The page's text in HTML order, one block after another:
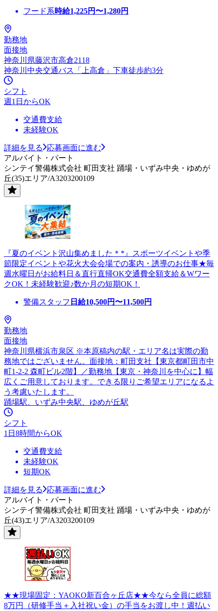
フード系時給1,225円〜1,280円
勤務地
面接地
神奈川県藤沢市高倉2118
神奈川中央交通バス「上高倉」下車徒歩約3分
シフト
週1日からOK
交通費支給
未経験OK
詳細を見る
応募画面に進む
アルバイト・パート
シンテイ警備株式会社 町田支社 踊場・いずみ中央・ゆめが
丘(35)エリア/A3203200109
『夏のイベント沢山集めました＊*』スポーツイベントや季
節限定イベントや花火大会会場での案内・誘導のお仕事★毎
週水曜日がお給料日＆直行直帰OK交通費全額支給＆Wワー
クOK！未経験歓迎♪数か月の短期OK！
警備スタッフ 日給10,500円〜11,500円
勤務地
面接地
神奈川県横浜市泉区 ※本原稿内の駅・エリア名は実際の勤
務地ではございません。面接地：町田支社【東京都町田市中
町1-2-2 森町ビル2階】／勤務地【東京・神奈川を中心に】幅
広くご用意しております。できる限りご希望エリアになるよ
う考慮いたします。
踊場駅、いずみ中央駅、ゆめが丘駅
シフト
1日8時間からOK
交通費支給
未経験OK
短期OK
詳細を見る
応募画面に進む
アルバイト・パート
シンテイ警備株式会社 町田支社 踊場・いずみ中央・ゆめが
丘(43)エリア/A3203200109
★★現場固定：YAOKO新百合ヶ丘店★★今なら全員に総額
8万円（研修手当＋入社祝い金）の手当をお渡し中！週払い